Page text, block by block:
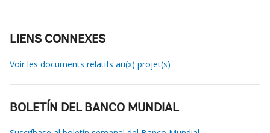
LIENS CONNEXES
Voir les documents relatifs au(x) projet(s)
BOLETÍN DEL BANCO MUNDIAL